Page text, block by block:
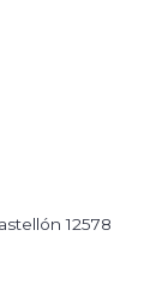
12578